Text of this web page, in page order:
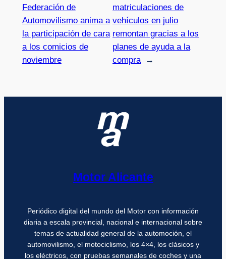
Federación de
Automovilismo anima a
la participación de cara
a los comicios de
noviembre
matriculaciones de
vehículos en julio
remontan gracias a los
planes de ayuda a la
compra
→
Motor Alicante
Periódico digital del mundo del Motor con información
diaria a escala provincial, nacional e internacional sobre
temas de actualidad general de la automoción, el
automovilismo, el motociclismo, los 4×4, los clásicos y
los eléctricos, con pruebas semanales de coches y una